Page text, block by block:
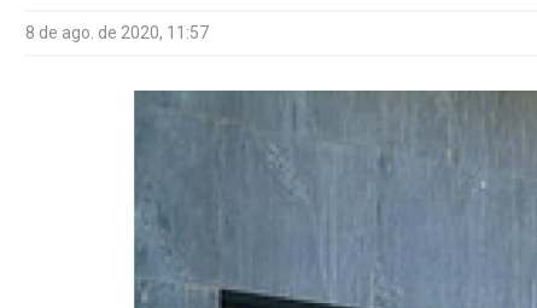
8 de ago. de 2020, 11:57